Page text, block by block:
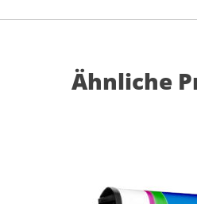
Ähnliche